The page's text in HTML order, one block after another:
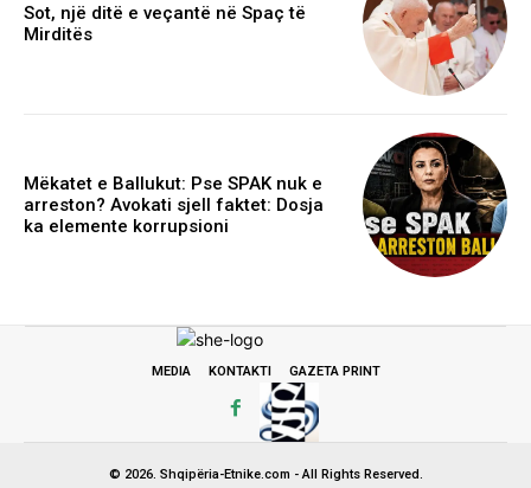
Sot, një ditë e veçantë në Spaç të
Mirditës
Mëkatet e Ballukut: Pse SPAK nuk e
arreston? Avokati sjell faktet: Dosja
ka elemente korrupsioni
MEDIA KONTAKTI GAZETA PRINT
© 2026. Shqipëria-Etnike.com - All Rights Reserved.